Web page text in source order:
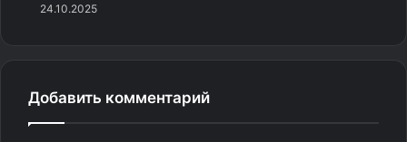
24.10.2025
Добавить комментарий